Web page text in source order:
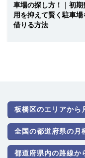
車場の探し方！｜初期
用を抑えて賢く駐車場
借りる方法
板橋区のエリアから
全国の都道府県の月
都道府県内の路線か